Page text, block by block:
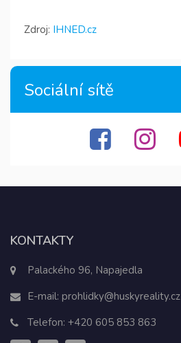
Zdroj: IHNED.cz
Sociální sítě
KONTAKTY
Palackého 96, Napajedla
E-mail: prohlidky@huskyreality.cz
Telefon: +420 605 853 863